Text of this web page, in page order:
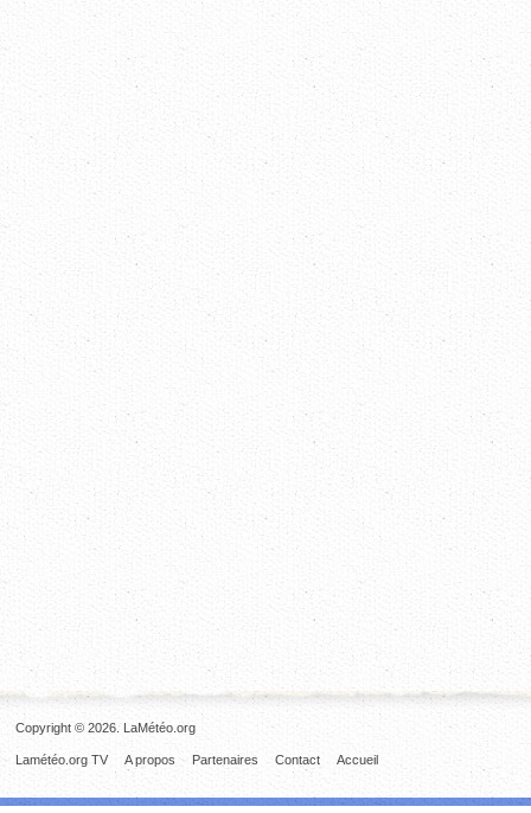
Copyright © 2026. LaMétéo.org
Accueil
Contact
Partenaires
A propos
Lamétéo.org TV